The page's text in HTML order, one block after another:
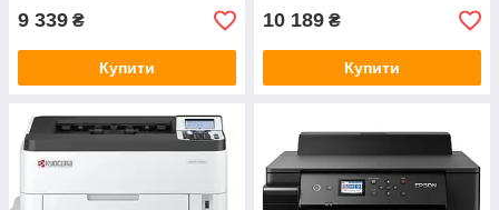
9 339 ₴
Купити
10 189 ₴
Купити